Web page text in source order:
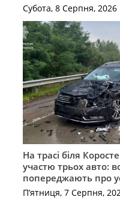
Субота, 8 Серпня, 2026
На трасі біля
участю трьох авто:
попереджають про
П’ятниця, 7 Серпня,